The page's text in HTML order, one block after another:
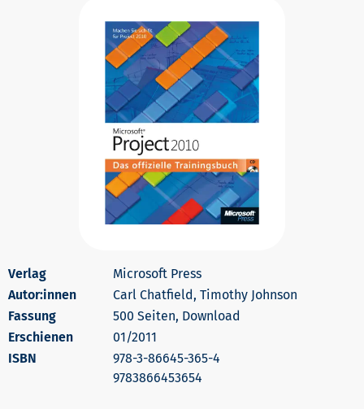
Microsoft Press
Autor:innen
Carl Chatfield, Timothy Johnson
500 Seiten, Download
Erschienen
01/2011
978-3-86645-365-4
9783866453654